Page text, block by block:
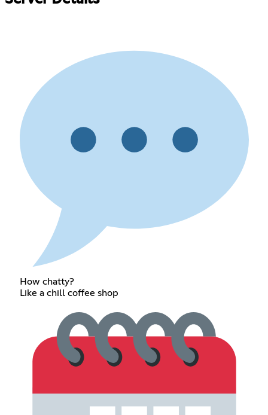
How chatty?
Like a chill coffee shop